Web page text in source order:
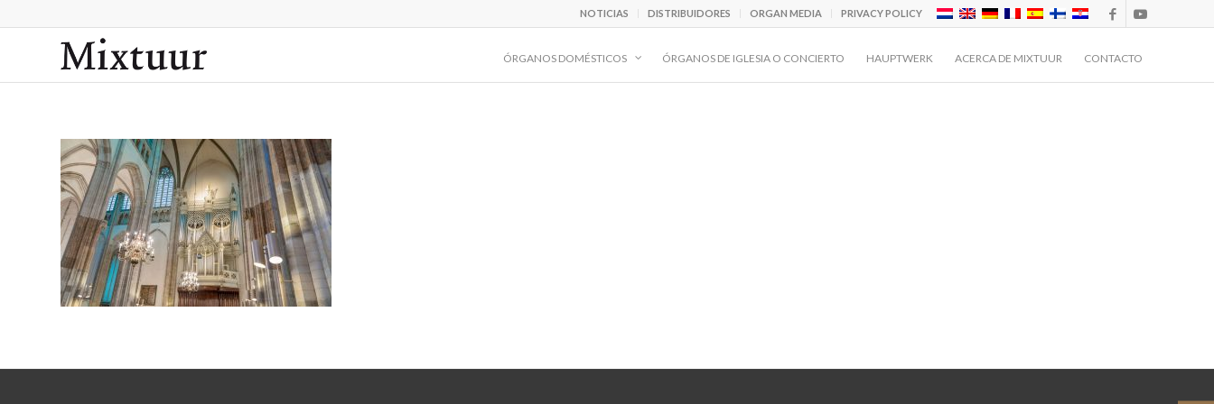
NOTICIAS DISTRIBUIDORES ORGAN MEDIA PRIVACY POLICY
ÓRGANOS DOMÉSTICOS ÓRGANOS DE IGLESIA O CONCIERTO HAUPTWERK ACERCA DE MIXTUUR CONTACTO